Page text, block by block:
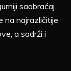
saobraćaj.
na najrazličitije
a sadrži i